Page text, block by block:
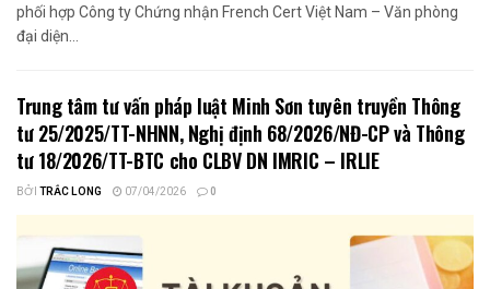
phối hợp Công ty Chứng nhận French Cert Việt Nam – Văn phòng
đại diện...
Trung tâm tư vấn pháp luật Minh Sơn tuyên truyền Thông
tư 25/2025/TT-NHNN, Nghị định 68/2026/NĐ-CP và Thông
tư 18/2026/TT-BTC cho CLBV DN IMRIC – IRLIE
BỞI TRẮC LONG 07/04/2026 0